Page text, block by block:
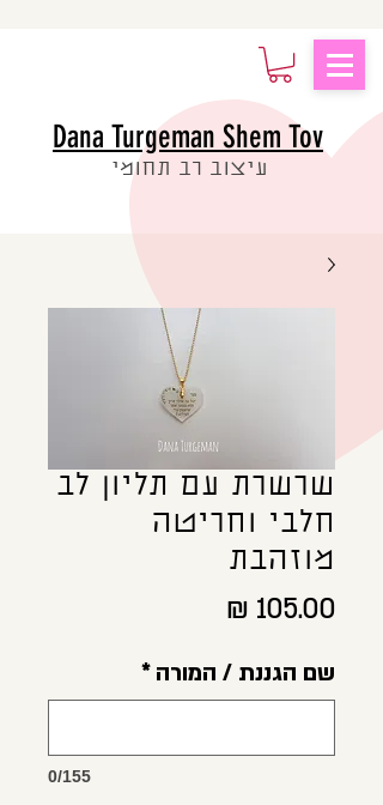
עיצוב רב תחומי
Dana Turgeman Shem Tov
שרשרת עם תליון לב
חלבי וחריטה
מוזהבת
שם הגננת / המורה*
0/155